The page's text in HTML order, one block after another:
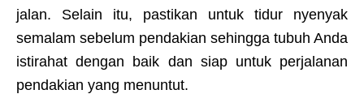
jalan. Selain itu, pastikan untuk tidur nyenyak
semalam sebelum pendakian sehingga tubuh Anda
istirahat dengan baik dan siap untuk perjalanan
pendakian yang menuntut.